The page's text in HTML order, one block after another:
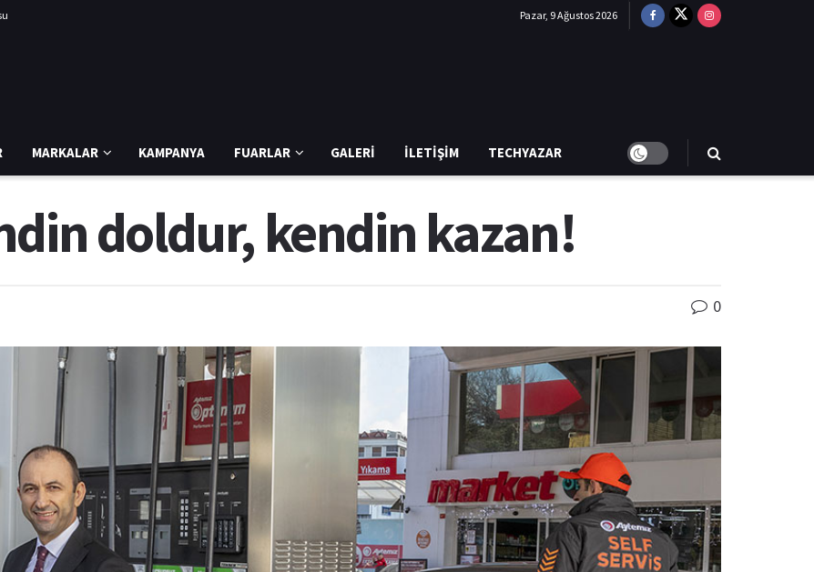
Pazar, 9 Ağustos 2026
MARKALAR KAMPANYA FUARLAR GALERI İLETIŞIM TECHYAZAR
doldur, kendin kazan!
0